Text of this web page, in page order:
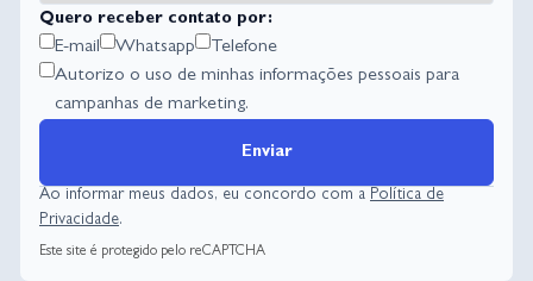
Quero receber contato por:
E-mail Whatsapp
Telefone
Autorizo o uso de minhas informações pessoais para
campanhas de marketing.
Enviar
Ao informar meus dados, eu concordo com a Política de
Privacidade.
Este site é protegido pelo reCAPTCHA